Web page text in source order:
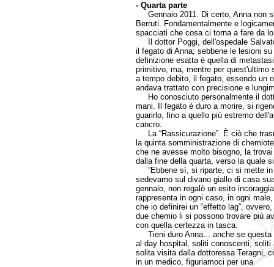
- Quarta parte(
Gennaio 2011. Di certo, Anna non
Berruti. Fondamentalmente e
spacciati che cosa ci torna a fare da
Il dottor Poggi, dell'ospedale
il fegato di Anna; sebbene le lesioni
definizione esatta è quella di
primitivo, ma, mentre per quest'ultimo
a tempo debito, il fegato, essendo un
andava trattato con precisione e
Ho conosciuto personalmente il
mani. Il fegato è duro a morire, si
guarirlo, fino a quello più estremo
cancro.
La “Rassicurazione”. È ciò che
la quinta somministrazione di
che ne avesse molto bisogno, la
dalla fine della quarta, verso la quale
”Ebbene sì, si riparte, ci si mette in
sedevamo sul divano giallo di casa
gennaio, non regalò un esito
rappresenta in ogni caso, in ogni
che io definirei un “effetto lag”,
due chemio li si possono trovare più
con quella certezza in tasca.
Tieni duro Anna... anche se questa
al day hospital, soliti conoscenti,
solita visita dalla dottoressa Teragni,
in un medico, figuriamoci per una